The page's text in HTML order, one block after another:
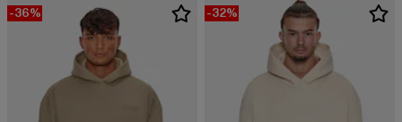
-36% -32%